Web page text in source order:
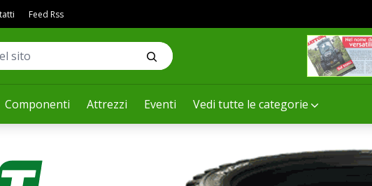
Componenti Attrezzi Eventi Vedi tutte le categorie
Feed Rss